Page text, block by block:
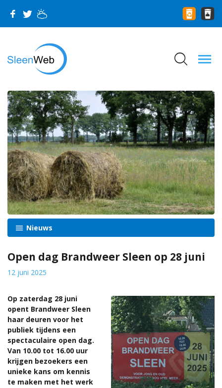
Nieuws
Open dag Brandweer Sleen op 28 juni
12 juni 2025
Op zaterdag 28 juni
opent Brandweer Sleen
haar deuren voor het
publiek tijdens een
spectaculaire open dag.
Van 10.00 tot 16.00 uur
krijgen bezoekers een
unieke kans om kennis
te maken met het werk